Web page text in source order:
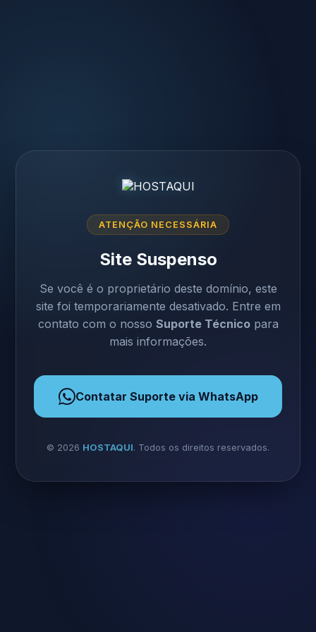
ATENÇÃO NECESSÁRIA
Site Suspenso
Se você é o proprietário deste domínio, este
site foi temporariamente desativado. Entre em
contato com o nosso Suporte Técnicopara
mais informações.
Contatar Suporte via WhatsApp
© 2026 HOSTAQUI. Todos os direitos reservados.